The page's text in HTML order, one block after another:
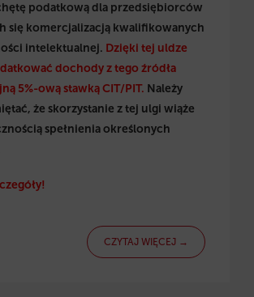
podatkową dla przedsiębiorców
się komercjalizacją kwalifikowanych
intelektualnej. Dzięki tej uldze
dochody z tego źródła
5%-ową stawką CIT/PIT. Należy
że skorzystanie z tej ulgi wiąże
spełnienia określonych
CZYTAJ WIĘCEJ →